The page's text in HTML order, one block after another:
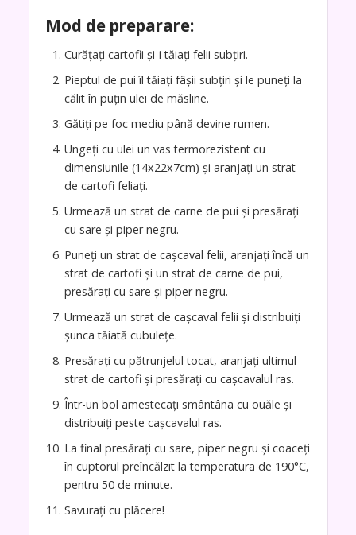
Mod de preparare:
Curățați cartofii și-i tăiați felii subțiri.
Pieptul de pui îl tăiați fâșii subțiri și le puneți la
călit în puțin ulei de măsline.
Gătiți pe foc mediu până devine rumen.
Ungeți cu ulei un vas termorezistent cu
dimensiunile (14x22x7cm) și aranjați un strat
de cartofi feliați.
Urmează un strat de carne de pui și presărați
cu sare și piper negru.
Puneți un strat de cașcaval felii, aranjați încă un
strat de cartofi și un strat de carne de pui,
presărați cu sare și piper negru.
Urmează un strat de cașcaval felii și distribuiți
șunca tăiată cubulețe.
Presărați cu pătrunjelul tocat, aranjați ultimul
strat de cartofi și presărați cu cașcavalul ras.
Într-un bol amestecați smântâna cu ouăle și
distribuiți peste cașcavalul ras.
La final presărați cu sare, piper negru și coaceți
în cuptorul preîncălzit la temperatura de 190°C,
pentru 50 de minute.
Savurați cu plăcere!